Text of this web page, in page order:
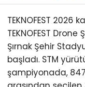
TEKNOFEST 2026
TEKNOFEST Drone
Şırnak Şehir
başladı. STM
şampiyonada,